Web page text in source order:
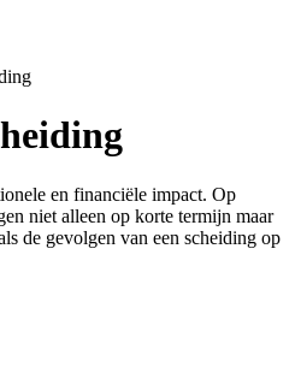
en financiële impact. Op
niet alleen op korte termijn maar
de gevolgen van een scheiding op